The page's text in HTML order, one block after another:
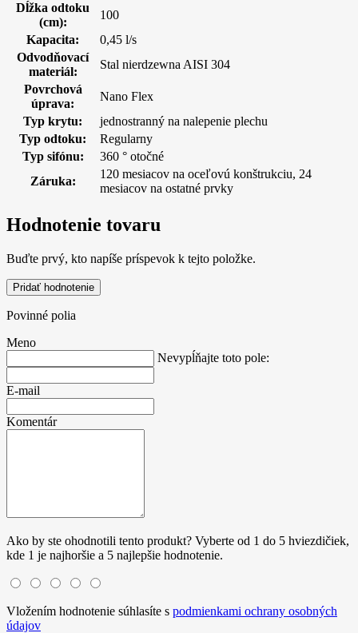
Dĺžka odtoku
(cm):
100
Kapacita:
0,45 l/s
Odvodňovací
materiál:
Stal nierdzewna AISI 304
Povrchová
úprava:
Nano Flex
Typ krytu:
jednostranný na nalepenie plechu
Typ odtoku:
Regularny
Typ sifónu:
360 ° otočné
Záruka:
120 mesiacov na oceľovú konštrukciu, 24
mesiacov na ostatné prvky
Hodnotenie tovaru
Buďte prvý, kto napíše príspevok k tejto položke.
Pridať hodnotenie
Povinné polia
Meno
Nevypĺňajte toto pole:
E-mail
Komentár
Ako by ste ohodnotili tento produkt? Vyberte od 1 do 5 hviezdičiek,
kde 1 je najhoršie a 5 najlepšie hodnotenie.
Vložením hodnotenie súhlasíte s podmienkami ochrany osobných
údajov